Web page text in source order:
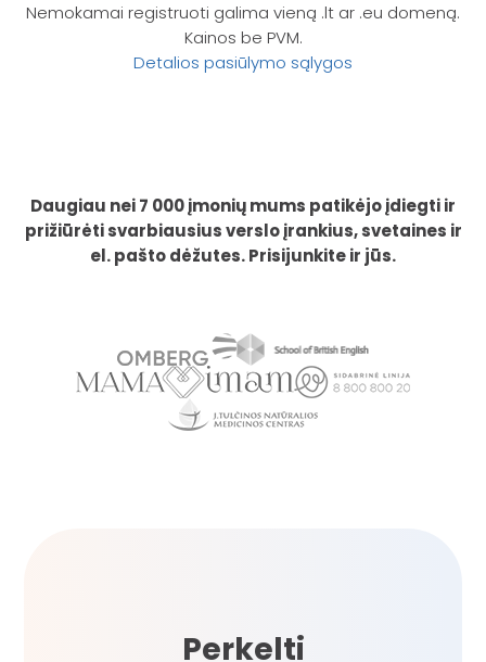
Nemokamai registruoti galima vieną .lt ar .eu domeną.
Kainos be PVM.
Detalios pasiūlymo sąlygos
Daugiau nei 7 000 įmonių mums patikėjo įdiegti ir
prižiūrėti svarbiausius verslo įrankius, svetaines ir
el. pašto dėžutes. Prisijunkite ir jūs.
Perkelti